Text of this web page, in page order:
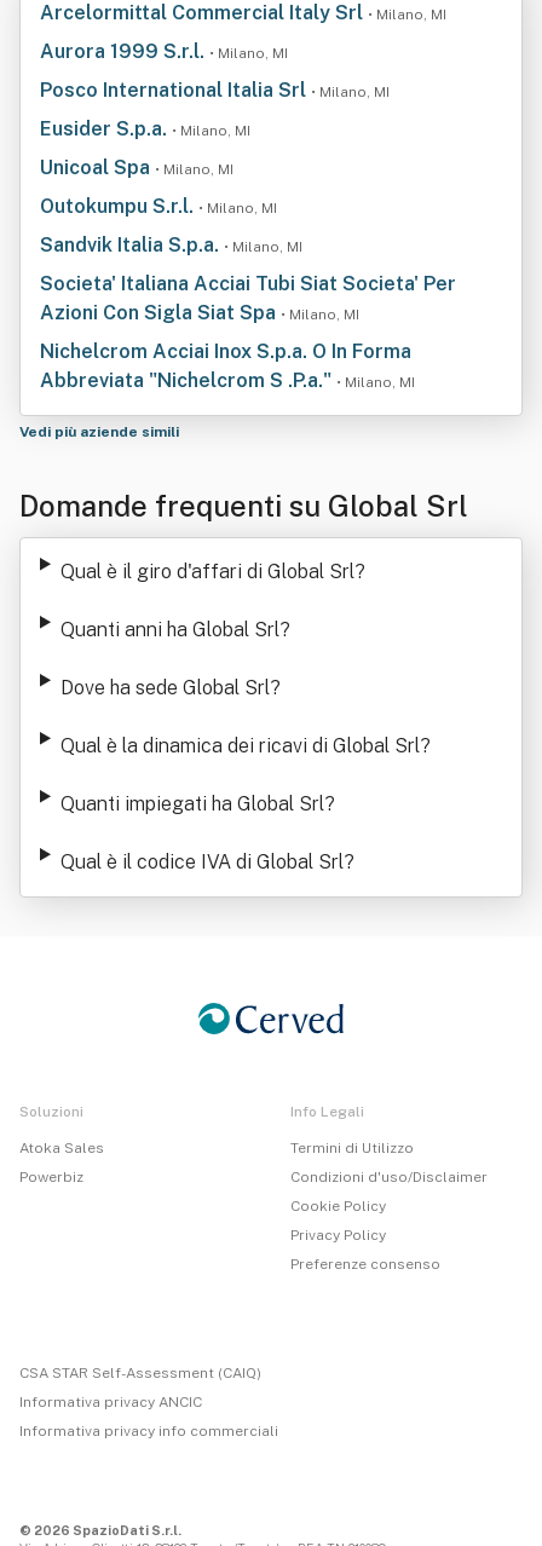
Arcelormittal Commercial Italy Srl • Milano, MI
Aurora 1999 S.r.l. • Milano, MI
Posco International Italia Srl • Milano, MI
Eusider S.p.a. • Milano, MI
Unicoal Spa • Milano, MI
Outokumpu S.r.l. • Milano, MI
Sandvik Italia S.p.a. • Milano, MI
Societa' Italiana Acciai Tubi Siat Societa' Per
Azioni Con Sigla Siat Spa • Milano, MI
Nichelcrom Acciai Inox S.p.a. O In Forma
Abbreviata "Nichelcrom S .P.a." • Milano, MI
Vedi più aziende simili
Domande frequenti su Global Srl
Qual è il giro d'affari di Global Srl?
Quanti anni ha Global Srl?
Dove ha sede Global Srl?
Qual è la dinamica dei ricavi di Global Srl?
Quanti impiegati ha Global Srl?
Qual è il codice IVA di Global Srl?
Soluzioni
Atoka Sales
Powerbiz
Info Legali
Termini di Utilizzo
Condizioni d'uso/Disclaimer
Cookie Policy
Privacy Policy
Preferenze consenso
CSA STAR Self-Assessment (CAIQ)
Informativa privacy ANCIC
Informativa privacy info commerciali
© 2026 SpazioDati S.r.l.